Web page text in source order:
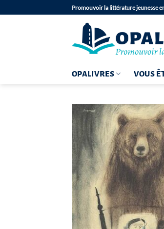
au
Promouvoir la littérature jeunesse
OPALIVRES VOUS